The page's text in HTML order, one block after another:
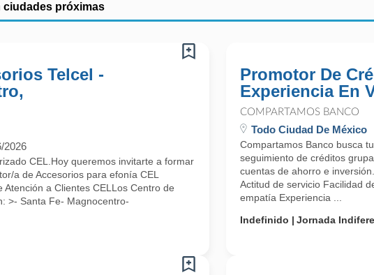
ciudades próximas
Telcel -
2026
CEL.Hoy queremos invitarte a formar
a de Accesorios para efonía CEL
a Clientes CELLos Centro de
>- Santa Fe- Magnocentro-
Promotor De
Experiencia En
COMPARTAMOS BANCO
Todo Ciudad De México
Compartamos Banco busca
seguimiento de créditos
cuentas de ahorro e
Actitud de servicio Facilidad
empatía Experiencia ...
Indefinido
Jornada